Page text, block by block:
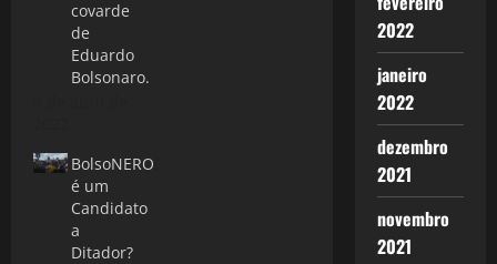
covarde
de
Eduardo
Bolsonaro.
BolsoNERO
é um
Candidato
a
Ditador?
2022
janeiro
2022
dezembro
2021
novembro
2021